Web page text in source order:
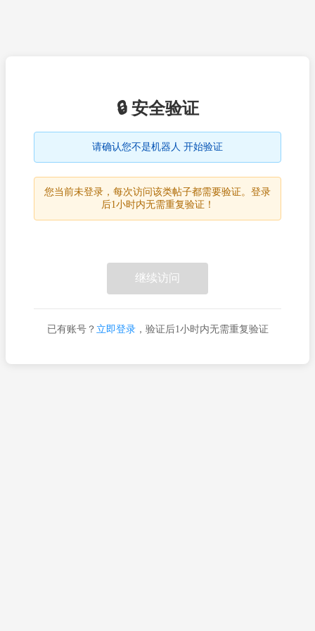
🔒 安全验证
请确认您不是机器人 开始验证
您当前未登录，每次访问该类帖子都需要验证。登录
后1小时内无需重复验证！
继续访问
已有账号？ 立即登录，验证后1小时内无需重复验证